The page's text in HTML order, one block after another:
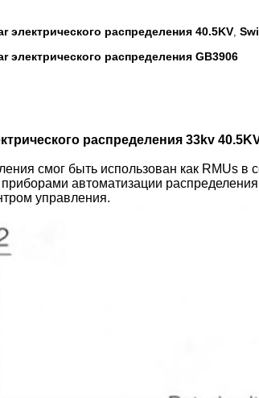
электрического распределения 40.5KV,
электрического распределения GB3906
распределения 33kv
смог быть использован как RMUs
автоматизации
управления.